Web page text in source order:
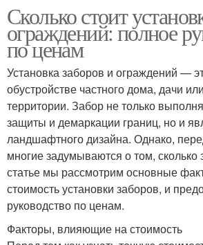
Сколько стоит
ограждений: полное
по ценам
Установка заборов и ограждений —
обустройстве частного дома, дачи
территории. Забор не только
защиты и демаркации границ, но и
ландшафтного дизайна. Однако,
многие задумываются о том, сколько
статье мы рассмотрим основные
стоимость установки заборов, и
руководство по ценам.
Факторы, влияющие на стоимость